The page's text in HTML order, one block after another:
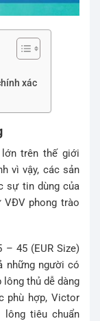
xác
trên thế giới
vì vậy, các sản
sự tin dùng của
phong trào
45 (EUR Size)
những người có
thủ dễ dàng
phù hợp, Victor
lông tiêu chuẩn